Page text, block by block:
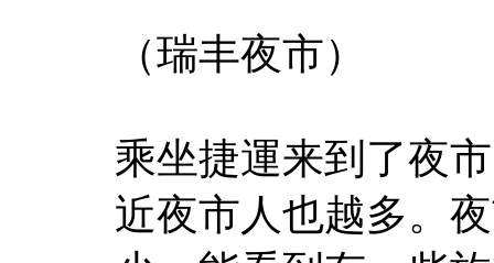
（瑞丰夜市）
乘坐捷運来到了夜
近夜市人也越多。